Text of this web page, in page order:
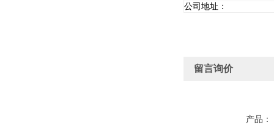
公司地址：
留言询价
产品：